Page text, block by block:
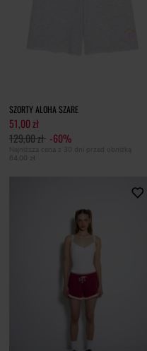
SZORTY ALOHA SZARE
51,00 zł
129,00 zł -60%
Najniższa cena z 30 dni przed obniżką
64,00 zł